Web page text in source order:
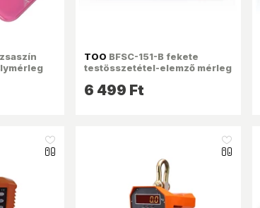
TOO BFSC-151-B fekete
testösszetétel-elemző mérleg
6 499 Ft
like_16 like_16